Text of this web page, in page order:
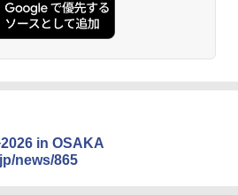
in OSAKA
news/865